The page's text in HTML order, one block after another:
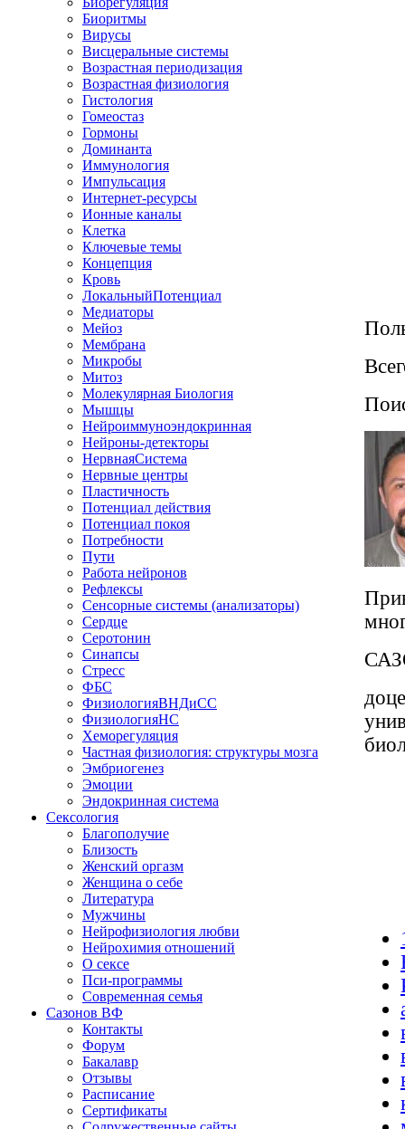
Биоритмы
Вирусы
Висцеральные системы
Возрастная периодизация
Возрастная физиология
Гистология
Гомеостаз
Гормоны
Доминанта
Иммунология
Импульсация
Интернет-ресурсы
Ионные каналы
Клетка
Ключевые темы
Концепция
Кровь
ЛокальныйПотенциал
Медиаторы
Мейоз
Мембрана
Микробы
Митоз
Молекулярная Биология
Мышцы
Нейроиммуноэндокринная
Нейроны-детекторы
НервнаяСистема
Нервные центры
Пластичность
Потенциал действия
Потенциал покоя
Потребности
Пути
Работа нейронов
Рефлексы
Сенсорные системы (анализаторы)
Сердце
Серотонин
Синапсы
Стресс
ФБС
ФизиологияВНДиСС
ФизиологияНС
Хеморегуляция
Частная физиология: структуры мозга
Эмбриогенез
Эмоции
Эндокринная система
Сексология
Благополучие
Близость
Женский оргазм
Женщина о себе
Литература
Мужчины
Нейрофизиология любви
Нейрохимия отношений
О сексе
Пси-программы
Современная семья
Сазонов ВФ
Контакты
Форум
Бакалавр
Отзывы
Расписание
Сертификаты